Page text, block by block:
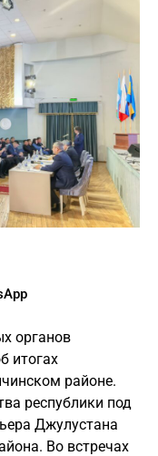
органов
итогах
районе.
республики под
Джулустана
Во встречах